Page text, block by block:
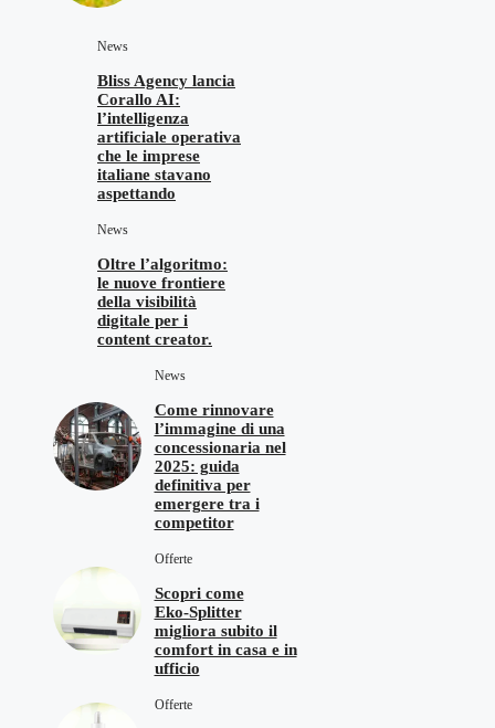
News
Bliss Agency lancia
Corallo AI:
l’intelligenza
artificiale operativa
che le imprese
italiane stavano
aspettando
News
Oltre l’algoritmo:
le nuove frontiere
della visibilità
digitale per i
content creator.
News
Come rinnovare
l’immagine di una
concessionaria nel
2025: guida
definitiva per
emergere tra i
competitor
Offerte
Scopri come
Eko‑Splitter
migliora subito il
comfort in casa e in
ufficio
Offerte